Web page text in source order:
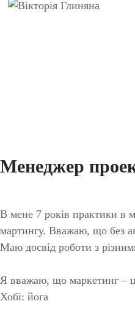
Менеджер
В мене 7 років практики в
мартингу. Вважаю, що без
Маю досвід роботи з
Я вважаю, що маркетинг –
Хобі: йога